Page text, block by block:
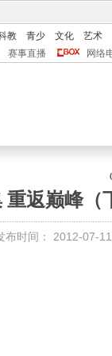
教 青少 文化
艺术
赛事直播 网络
重返巅峰（
布时间： 2012-07-